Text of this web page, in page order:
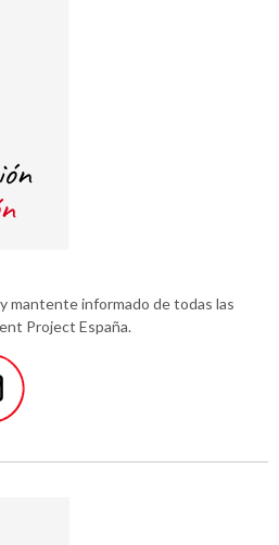
mantente informado de todas las
Project España.